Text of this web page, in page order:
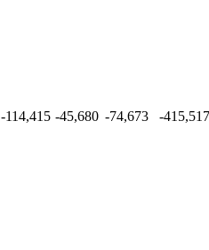
-114,415 -45,680 -74,673 -415,517